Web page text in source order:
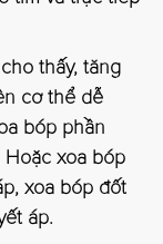
thấy, tăng
cơ thể dễ
bóp phần
xoa bóp
xoa bóp đốt
áp.